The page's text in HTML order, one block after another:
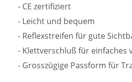
- CE zertifiziert
- Leicht und bequem
- Reflexstreifen für gute
- Klettverschluß für einfaches
- Grosszügige Passform für